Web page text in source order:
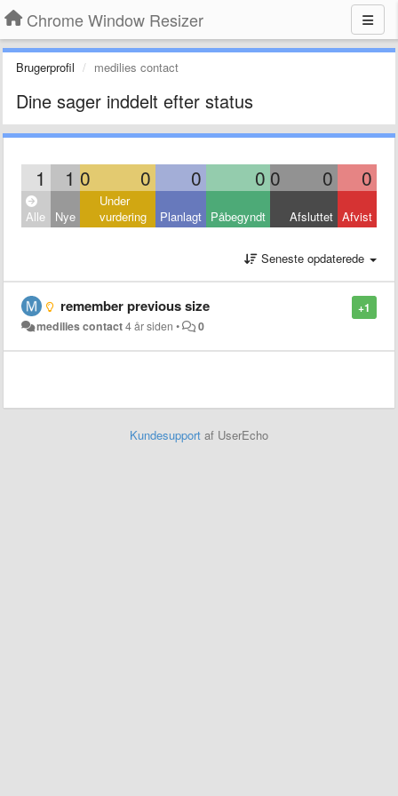
Chrome Window Resizer
Brugerprofil medilies contact
Dine sager inddelt efter status
1 1 0 0 0 0 0 0 0
Alle Nye
Under
vurdering
Planlagt Påbegyndt Afsluttet Afvist
Seneste opdaterede
+1
remember previous size
medilies contact4 år siden • 0
Kundesupport af UserEcho